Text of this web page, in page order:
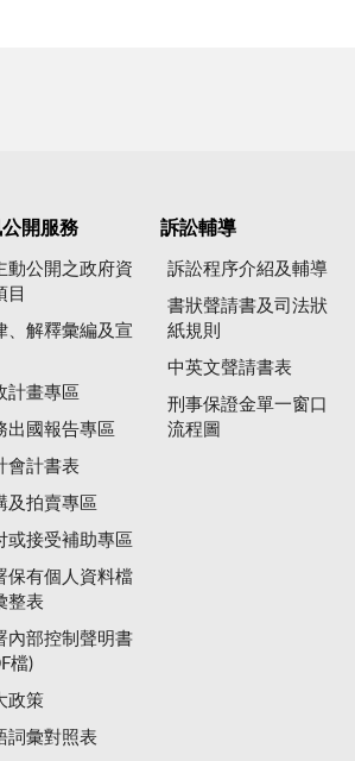
開服務
動公開之政府資
目
、解釋彙編及宣
計畫專區
出國報告專區
會計書表
及拍賣專區
或接受補助專區
保有個人資料檔
整表
內部控制聲明書
檔)
政策
詞彙對照表
訴訟輔導
訴訟程序介紹及輔導
書狀聲請書及司法狀
紙規則
中英文聲請書表
刑事保證金單一窗口
流程圖